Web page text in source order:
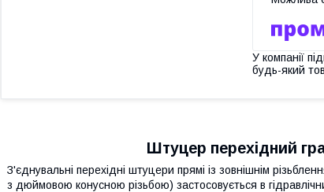
У компанії
будь-який
Штуцер перехідний
З'єднувальні перехідні штуцери прямі із зовнішнім
з дюймовою конусною різьбою) застосовується в